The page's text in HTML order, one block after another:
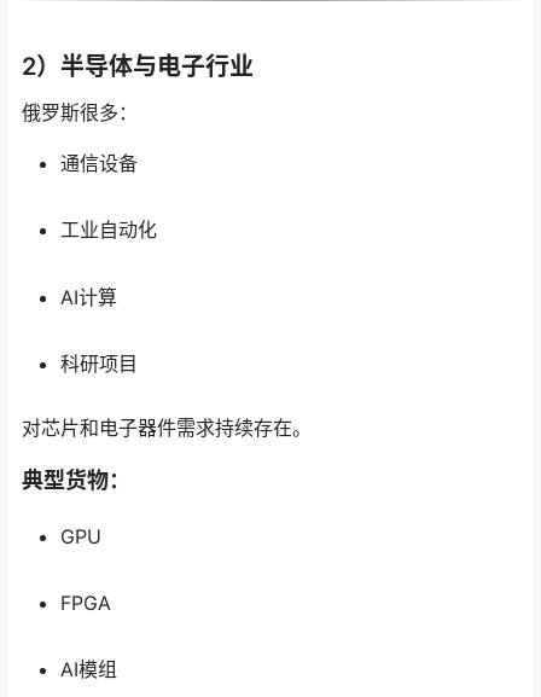
2）半导体与电子行业
俄罗斯很多：
通信设备
工业自动化
AI计算
科研项目
对芯片和电子器件需求持续存在。
典型货物：
GPU
FPGA
AI模组